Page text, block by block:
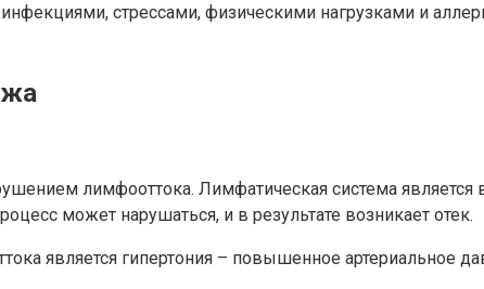
стрессами, физическими нагрузками и
лимфооттока. Лимфатическая система
может нарушаться, и в результате возникает отек.
является гипертония – повышенное артериальное